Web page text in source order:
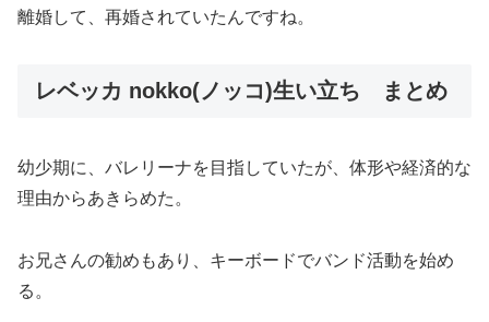
離婚して、再婚されていたんですね。
レベッカ nokko(ノッコ)生い立ち まとめ
幼少期に、バレリーナを目指していたが、体形や経済的な
理由からあきらめた。
お兄さんの勧めもあり、キーボードでバンド活動を始め
る。